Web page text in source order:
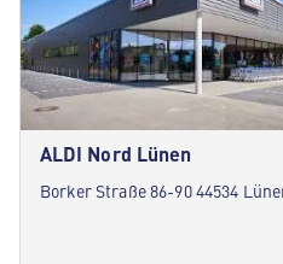
ALDI Nord Lünen
Borker Straße 86-90 44534